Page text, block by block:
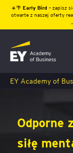
☀️🌴 Early Bird – zapisz
otwarte z naszej oferty
EY Academy of
Odporne
siłę